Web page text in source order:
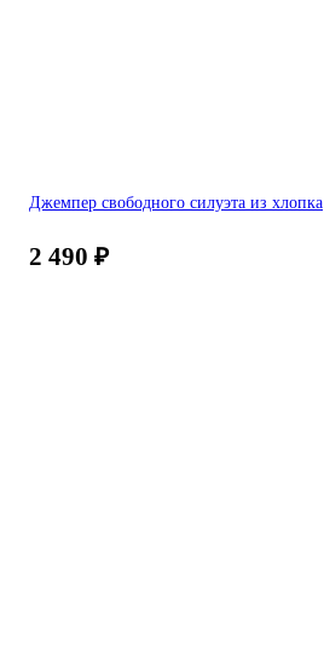
Джемпер свободного силуэта из хлопка
2 490 ₽